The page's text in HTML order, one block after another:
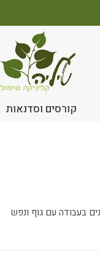
קורסים וסדנאות